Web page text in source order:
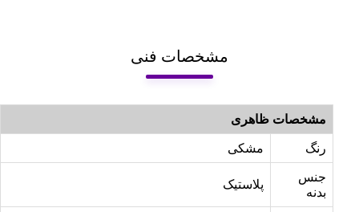
مشخصات فنی
مشخصات ظاهری
رنگ مشکی
جنس
بدنه
پلاستیک